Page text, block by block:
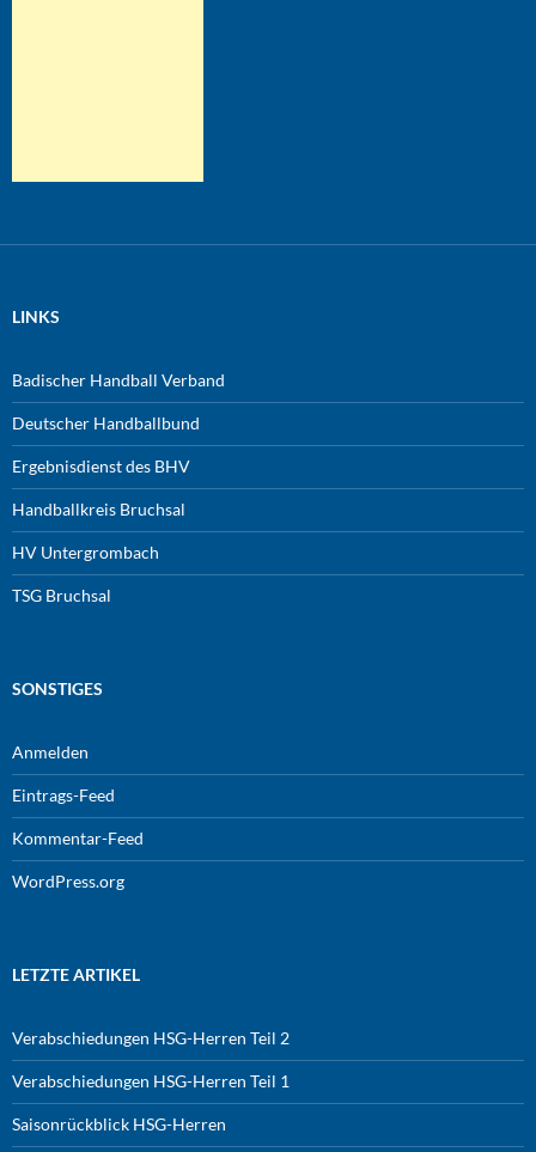
LINKS
Badischer Handball Verband
Deutscher Handballbund
Ergebnisdienst des BHV
Handballkreis Bruchsal
HV Untergrombach
TSG Bruchsal
SONSTIGES
Anmelden
Eintrags-Feed
Kommentar-Feed
WordPress.org
LETZTE ARTIKEL
Verabschiedungen HSG-Herren Teil 2
Verabschiedungen HSG-Herren Teil 1
Saisonrückblick HSG-Herren